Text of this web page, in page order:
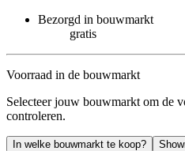
Bezorgd in bouwmarkt
gratis
Voorraad in de bouwmarkt
Selecteer jouw bouwmarkt om de
controleren.
In welke bouwmarkt te koop?